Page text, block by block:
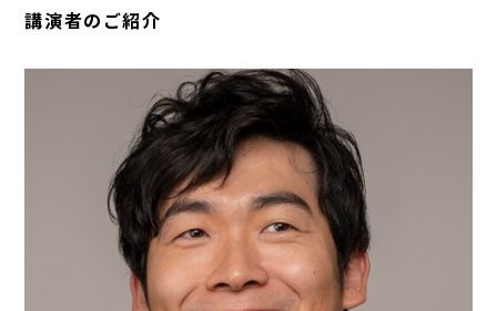
講演者のご紹介